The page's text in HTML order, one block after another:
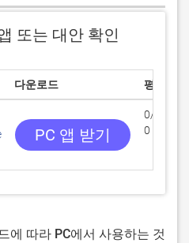
또는 대안 확인
다운로드 평점
PC 앱 받기
0/5
0 리뷰
에 따라 PC에서 사용하는 것